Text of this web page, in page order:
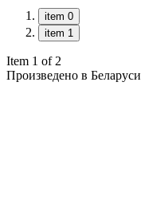
item 0
item 1
Item 1 of 2
Произведено в Беларуси